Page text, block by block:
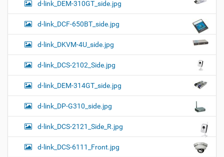
d-link_DEM-310GT_side.jpg
d-link_DCF-650BT_side.jpg
d-link_DKVM-4U_side.jpg
d-link_DCS-2102_Side.jpg
d-link_DEM-314GT_side.jpg
d-link_DP-G310_side.jpg
d-link_DCS-2121_Side_R.jpg
d-link_DCS-6111_Front.jpg